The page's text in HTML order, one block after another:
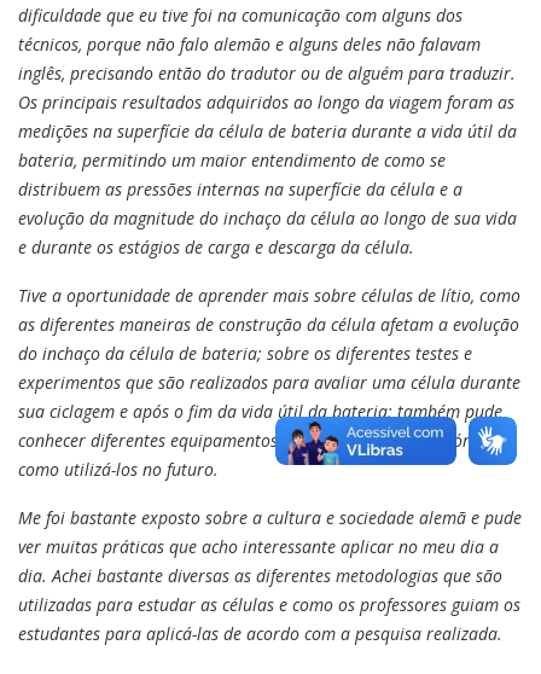
dificuldade que eu tive foi na comunicação com alguns dos
técnicos, porque não falo alemão e alguns deles não falavam
inglês, precisando então do tradutor ou de alguém para traduzir.
Os principais resultados adquiridos ao longo da viagem foram as
medições na superfície da célula de bateria durante a vida útil da
bateria, permitindo um maior entendimento de como se
distribuem as pressões internas na superfície da célula e a
evolução da magnitude do inchaço da célula ao longo de sua vida
e durante os estágios de carga e descarga da célula.
Tive a oportunidade de aprender mais sobre células de lítio, como
as diferentes maneiras de construção da célula afetam a evolução
do inchaço da célula de bateria; sobre os diferentes testes e
experimentos que são realizados para avaliar uma célula durante
sua ciclagem e após o fim da vida útil da bateria; também pude
conhecer diferentes equipamentos e softwares de laboratório e
como utilizá-los no futuro.
Me foi bastante exposto sobre a cultura e sociedade alemã e pude
ver muitas práticas que acho interessante aplicar no meu dia a
dia. Achei bastante diversas as diferentes metodologias que são
utilizadas para estudar as células e como os professores guiam os
estudantes para aplicá-las de acordo com a pesquisa realizada.